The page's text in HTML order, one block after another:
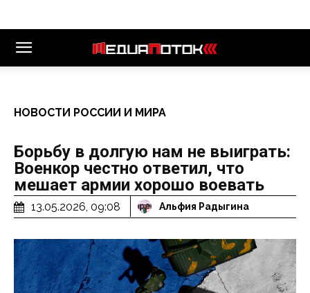
НОВОСТИ РОССИИ И МИРА
Борьбу в долгую нам не выиграть:
Военкор честно ответил, что
мешает армии хорошо воевать
13.05.2026, 09:08 Альфия Радыгина